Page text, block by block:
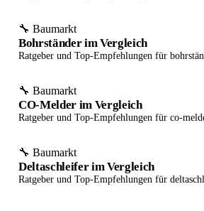
🔧 Baumarkt
Bohrständer im Vergleich
Ratgeber und Top-Empfehlungen für
🔧 Baumarkt
CO-Melder im Vergleich
Ratgeber und Top-Empfehlungen für co-
🔧 Baumarkt
Deltaschleifer im Vergleich
Ratgeber und Top-Empfehlungen für